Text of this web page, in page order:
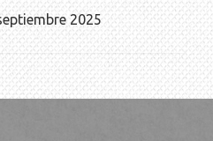
2025